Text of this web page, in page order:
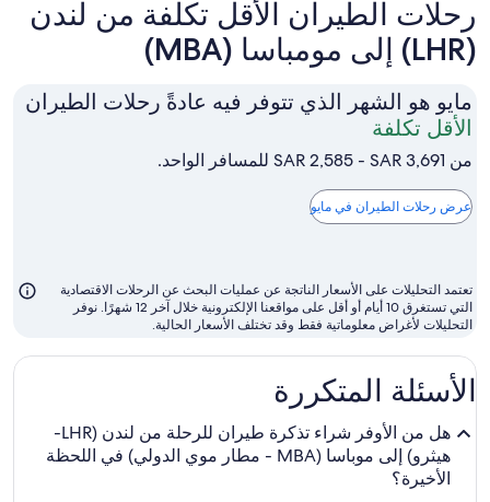
رحلات الطيران الأقل تكلفة من لندن
(LHR) إلى مومباسا (MBA)
مايو هو الشهر الذي تتوفر فيه عادةً رحلات الطيران
الأقل تكلفة
هو
الذي
تتوفر
عادةً
رحلات
الطيران
الأقل
تكلفة
من SAR 2,585 - SAR 3,691 للمسافر الواحد.
عرض رحلات الطيران في مايو
تعتمد التحليلات على الأسعار الناتجة عن عمليات البحث عن الرحلات الاقتصادية
التي تستغرق 10 أيام أو أقل على مواقعنا الإلكترونية خلال آخر 12 شهرًا. نوفر
التحليلات لأغراض معلوماتية فقط وقد تختلف الأسعار الحالية.
الأسئلة المتكررة
هل من الأوفر شراء تذكرة طيران للرحلة من لندن (LHR-
هيثرو) إلى موباسا (MBA - مطار موي الدولي) في اللحظة
الأخيرة؟